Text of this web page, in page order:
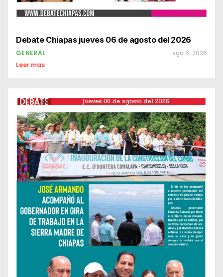
Debate Chiapas jueves 06 de agosto del 2026
GENERAL ago 6, 2026
Leer mas